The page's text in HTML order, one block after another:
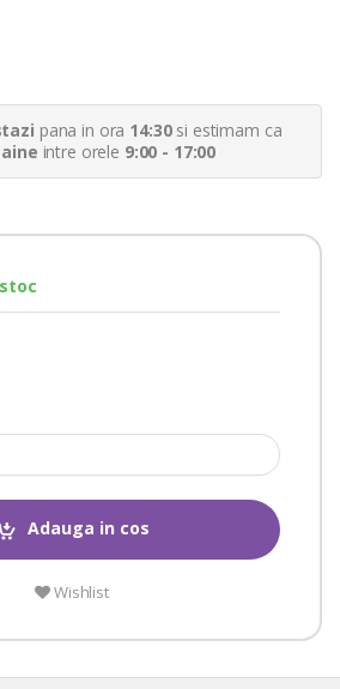
pana in ora 14:30si estimam ca
intre orele 9:00 - 17:00
Adauga in cos
Wishlist